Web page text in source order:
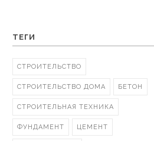
ТЕГИ
СТРОИТЕЛЬСТВО
СТРОИТЕЛЬСТВО ДОМА БЕТОН
СТРОИТЕЛЬНАЯ ТЕХНИКА
ФУНДАМЕНТ ЦЕМЕНТ